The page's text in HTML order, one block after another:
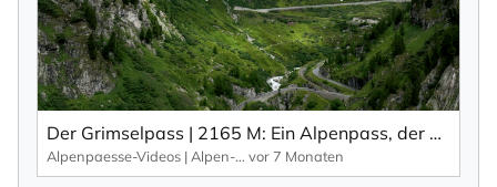
Der Grimselpass | 2165 M: Ein Alpenpass, der alles bietet: Kurven, Aussicht und weitere Alpenpässe.
Alpenpaesse-Videos | Alpen-Marathon vor 7 Monaten